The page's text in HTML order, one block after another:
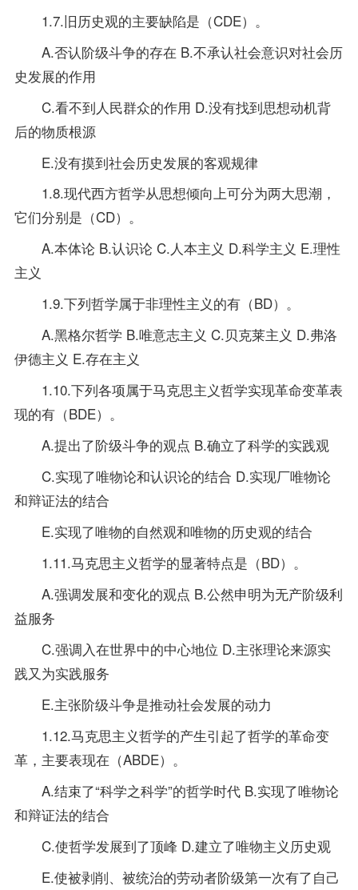
1.7.旧历史观的主要缺陷是（CDE）。
A.否认阶级斗争的存在 B.不承认社会意识对社会历
史发展的作用
C.看不到人民群众的作用 D.没有找到思想动机背
后的物质根源
E.没有摸到社会历史发展的客观规律
1.8.现代西方哲学从思想倾向上可分为两大思潮，
它们分别是（CD）。
A.本体论 B.认识论 C.人本主义 D.科学主义 E.理性
主义
1.9.下列哲学属于非理性主义的有（BD）。
A.黑格尔哲学 B.唯意志主义 C.贝克莱主义 D.弗洛
伊德主义 E.存在主义
1.10.下列各项属于马克思主义哲学实现革命变革表
现的有（BDE）。
A.提出了阶级斗争的观点 B.确立了科学的实践观
C.实现了唯物论和认识论的结合 D.实现厂唯物论
和辩证法的结合
E.实现了唯物的自然观和唯物的历史观的结合
1.11.马克思主义哲学的显著特点是（BD）。
A.强调发展和变化的观点 B.公然申明为无产阶级利
益服务
C.强调入在世界中的中心地位 D.主张理论来源实
践又为实践服务
E.主张阶级斗争是推动社会发展的动力
1.12.马克思主义哲学的产生引起了哲学的革命变
革，主要表现在（ABDE）。
A.结束了“科学之科学”的哲学时代 B.实现了唯物论
和辩证法的结合
C.使哲学发展到了顶峰 D.建立了唯物主义历史观
E.使被剥削、被统治的劳动者阶级第一次有了自己